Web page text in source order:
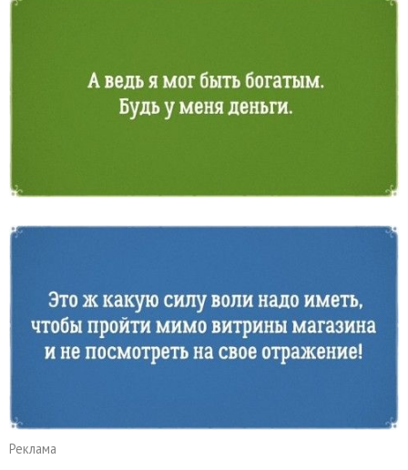
Реклама